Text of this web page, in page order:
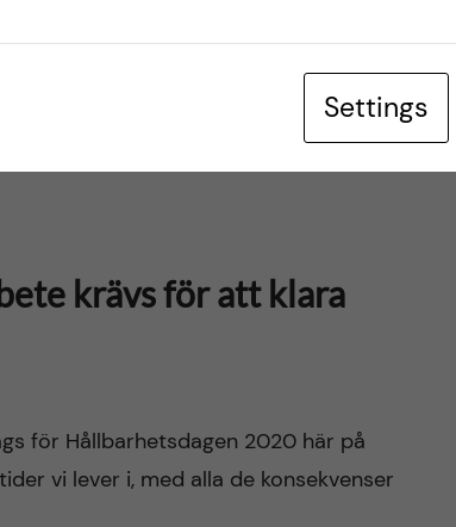
Sverige, SIGHT och Svenska
krävs för att klara
för Hållbarhetsdagen 2020 här på
vi lever i, med alla de konsekvenser
Settings